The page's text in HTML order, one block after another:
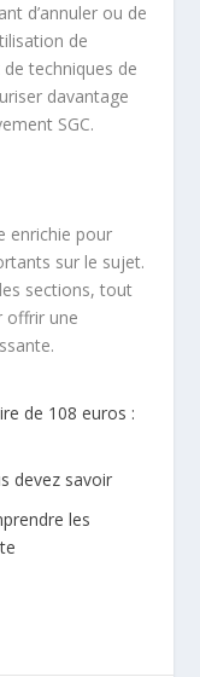
d’annuler ou de
de
techniques de
davantage
SGC.
enrichie pour
sur le sujet.
sections, tout
offrir une
de 108 euros :
devez savoir
les